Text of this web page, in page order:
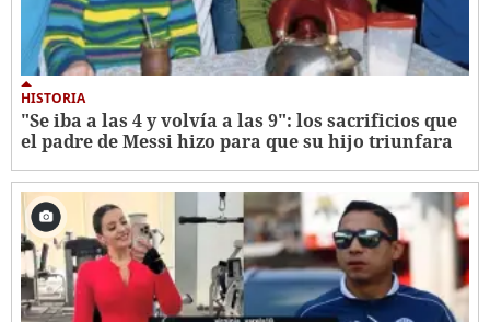
HISTORIA
"Se iba a las 4 y volvía a las 9": los sacrificios que
el padre de Messi hizo para que su hijo triunfara